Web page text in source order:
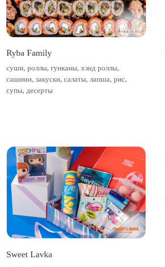
Ryba Family
суши, роллы, гунканы, хэнд роллы,
сашими, закуски, салаты, лапша, рис,
супы, десерты
Sweet Lavka